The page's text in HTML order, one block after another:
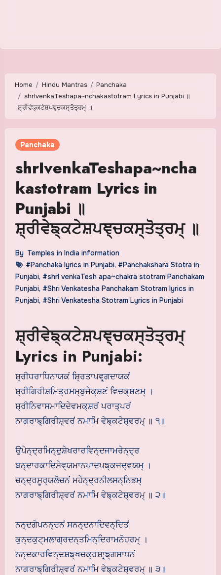
Home Hindu Mantras
Panchaka
shrIvenkaTeshapa~nchakastotram Lyrics in Punjabi ॥
ਸ਼੍ਰੀਵੇਙ੍ਕਟੇਸ਼ਪਞ੍ਚਕਸ੍ਤੋਤ੍ਰਮ੍ ॥
Panchaka
shrIvenkaTeshapa~ncha
kastotram Lyrics in
Punjabi ॥
ਸ਼੍ਰੀਵੇਙ੍ਕਟੇਸ਼ਪਞ੍ਚਕਸ੍ਤੋਤ੍ਰਮ੍ ॥
By Temples in India information
#Panchaka lyrics in Punjabi, #Panchakshara Stotra in
Punjabi, #shrI venkaTesh apa~chakra stotram Panchakam
Punjabi, #Shri Venkatesha Panchakam Stotram lyrics in
Punjabi, #Shri Venkatesha Stotram Lyrics in Punjabi
ਸ਼੍ਰੀਵੇਙ੍ਕਟੇਸ਼ਪਞ੍ਚਕਸ੍ਤੋਤ੍ਰਮ੍
Lyrics in Punjabi:
ਸ਼੍ਰੀਧਰਾਧਿਨਾਯਕਂ ਸ਼੍ਰਿਤਾਪਵਰ੍ਗਦਾਯਕਂ
ਸ਼੍ਰੀਗਿਰੀਸ਼ਮਿਤ੍ਰਮਮ੍ਬੁਜੇਕ੍ਸ਼ਣਂ ਵਿਚਕ੍ਸ਼ਣਮ੍ ।
ਸ਼੍ਰੀਨਿਵਾਸਮਾਦਿਦੇਵਮਕ੍ਸ਼ਰਂ ਪਰਾਤ੍ਪਰਂ
ਨਾਗਰਾਙ੍ਗਿਰੀਸ਼੍ਵਰਂ ਨਮਾਮਿ ਵੇਙ੍ਕਟੇਸ਼੍ਵਰਮ੍ ॥ ੧॥
ਉਪੇਨ੍ਦ੍ਰਮਿਨ੍ਦੁਸ਼ੇਖਰਾਰਵਿਨ੍ਦਜਾਮਰੇਨ੍ਦ੍ਰ
ਬਨ੍ਦਾਰਕਾਦਿਸੇਵ੍ਯਮਾਨਪਾਦਪਙ੍ਕਜਦ੍ਵਯਮ੍ ।
ਚਨ੍ਦ੍ਰਸੂਰ੍ਯਲੋਚਨਂ ਮਹੇਨ੍ਦ੍ਰਨੀਲਸਨ੍ਨਿਭਮ੍
ਨਾਗਰਾਙ੍ਗਿਰੀਸ਼੍ਵਰਂ ਨਮਾਮਿ ਵੇਙ੍ਕਟੇਸ਼੍ਵਰਮ੍ ॥ ੨॥
ਨਨ੍ਦਗੋਪਨਨ੍ਦਨਂ ਸਨਨ੍ਦਨਾਦਿਵਨ੍ਦਿਤਂ
ਕੁਨ੍ਦਕੁਟ੍ਮਲਾਗ੍ਰਦਨ੍ਤਮਿਨ੍ਦਿਰਾਮਨੋਹਰਮ੍ ।
ਨਨ੍ਦਕਾਰਵਿਨ੍ਦਸ਼ਙ੍ਖਚਕ੍ਰਸ਼ਾਰ੍ਙ੍ਗਸਾਧਨਂ
ਨਾਗਰਾਙ੍ਗਿਰੀਸ਼੍ਵਰਂ ਨਮਾਮਿ ਵੇਙ੍ਕਟੇਸ਼੍ਵਰਮ੍ ॥ ੩॥